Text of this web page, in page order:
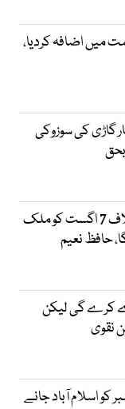
میں اضافہ کردیا،
گاڑی کی سوزوکی
پیٹرولیم لیوی بھتہ کے خلاف 7 اگست کو ملک
حافظ نعیم
سال پورے کرے گی لیکن
نقوی
کا 27 ستمبر کو اسلام آباد جانے